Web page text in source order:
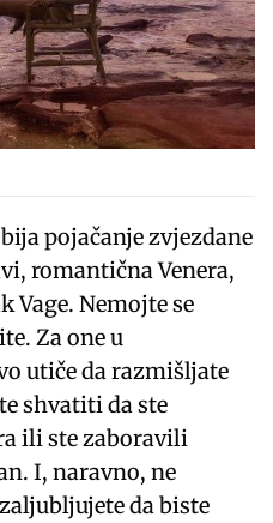
pojačanje zvjezdane
romantična Venera,
Vage. Nemojte se
Za one u
utiče da razmišljate
shvatiti da ste
ili ste zaboravili
I, naravno, ne
da biste